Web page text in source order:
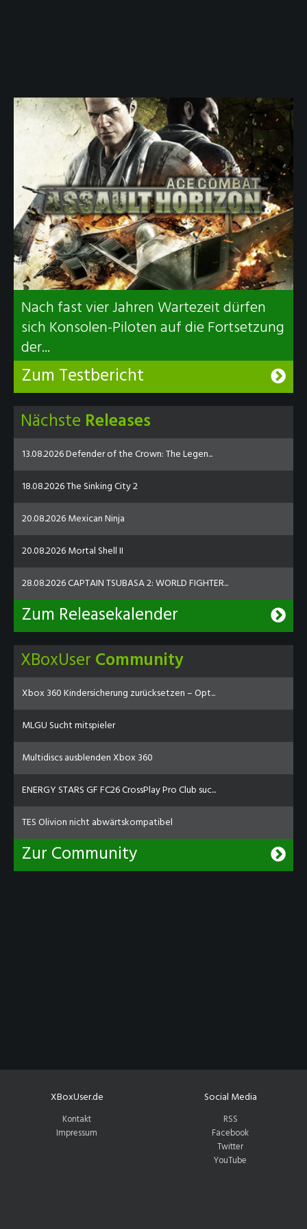
Nach fast vier Jahren Wartezeit dürfen
sich Konsolen-Piloten auf die Fortsetzung
der...
Zum Testbericht
Nächste Releases
13.08.2026 Defender of the Crown: The Legen...
18.08.2026 The Sinking City 2
20.08.2026 Mexican Ninja
20.08.2026 Mortal Shell II
28.08.2026 CAPTAIN TSUBASA 2: WORLD FIGHTER...
Zum Releasekalender
XBoxUser Community
Xbox 360 Kindersicherung zurücksetzen – Opt...
MLGU Sucht mitspieler
Multidiscs ausblenden Xbox 360
ENERGY STARS GF FC26 CrossPlay Pro Club suc...
TES Olivion nicht abwärtskompatibel
Zur Community
XBoxUser.de
Kontakt
Impressum
Social Media
RSS
Facebook
Twitter
YouTube